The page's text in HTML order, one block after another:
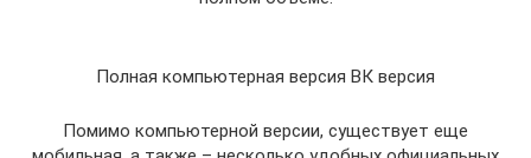
Полная компьютерная версия ВК версия
Помимо компьютерной версии, существует еще